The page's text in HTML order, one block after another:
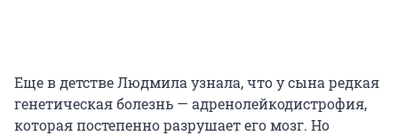
Еще в детстве Людмила узнала, что у сына редкая
генетическая болезнь — адренолейкодистрофия,
которая постепенно разрушает его мозг. Но